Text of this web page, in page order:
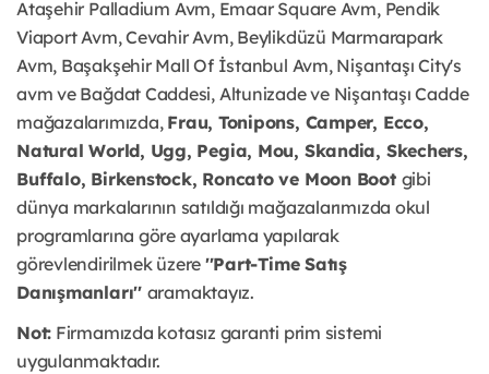
Ataşehir Palladium Avm, Emaar Square Avm, Pendik
Viaport Avm, Cevahir Avm, Beylikdüzü Marmarapark
Avm, Başakşehir Mall Of İstanbul Avm, Nişantaşı City's
avm ve Bağdat Caddesi, Altunizade ve Nişantaşı Cadde
mağazalarımızda, Frau, Tonipons, Camper, Ecco,
Natural World, Ugg, Pegia, Mou, Skandia, Skechers,
Buffalo, Birkenstock, Roncato ve Moon Boot gibi
dünya markalarının satıldığı mağazalarımızda okul
programlarına göre ayarlama yapılarak
görevlendirilmek üzere ''Part-Time Satış
Danışmanları'' aramaktayız.
Not: Firmamızda kotasız garanti prim sistemi
uygulanmaktadır.